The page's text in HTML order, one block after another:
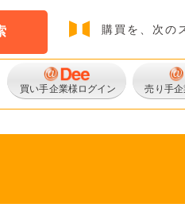
購買を、次の
売り手
買い手企業様ログイン